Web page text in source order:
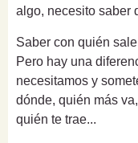
algo, necesito saber
Saber con quién
Pero hay una
necesitamos y
dónde, quién más
quién te trae...